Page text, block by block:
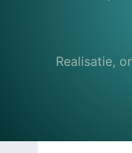
Realisatie,